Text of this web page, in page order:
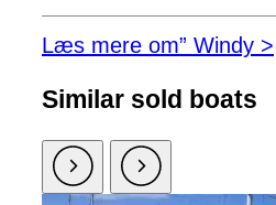
Læs mere om” Windy >
Similar sold boats